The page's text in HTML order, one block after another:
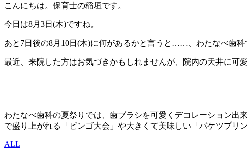
こんにちは。保育士の稲垣です。
今日は8月3日(木)ですね。
あと7日後の8月10日(木)に何があるかと言うと……、わたなべ歯科
最近、来院した方はお気づきかもしれませんが、院内の天井に可
わたなべ歯科の夏祭りでは、歯ブラシを可愛くデコレーション
で盛り上がれる「ビンゴ大会」や大きくて美味しい「バケツプリ
ALL